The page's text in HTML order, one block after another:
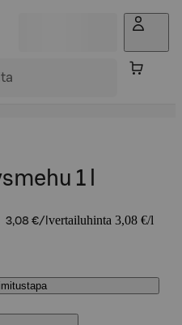
1 l
3,08 €/l vertailuhinta 3,08 €/l